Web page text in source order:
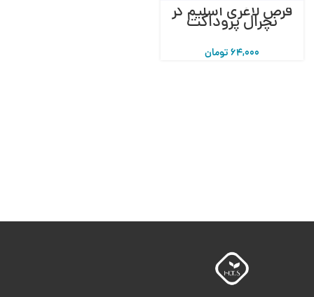
قرص لاغری اسلیم کر
نچرال پروداکت
64,000تومان